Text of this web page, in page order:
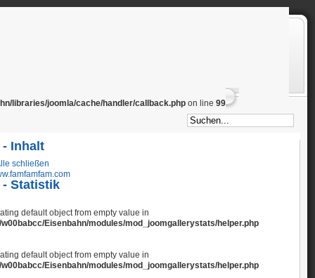
libraries/joomla/cache/handler/callback.phpon line 99
Inhalt
schließen
- Statistik
default object from empty value in
Eisenbahn/modules/mod_joomgallerystats/helper.php
default object from empty value in
Eisenbahn/modules/mod_joomgallerystats/helper.php